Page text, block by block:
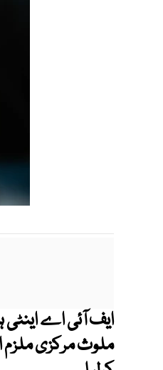
ایف آئی اے اینٹی
ملوث مرکزی ملزم